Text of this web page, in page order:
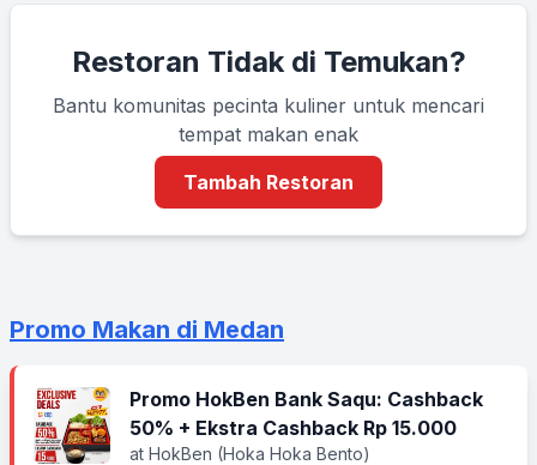
Restoran Tidak di Temukan?
Bantu komunitas pecinta kuliner untuk mencari
tempat makan enak
Tambah Restoran
Promo Makan di Medan
Promo HokBen Bank Saqu: Cashback
50% + Ekstra Cashback Rp 15.000
at HokBen (Hoka Hoka Bento)